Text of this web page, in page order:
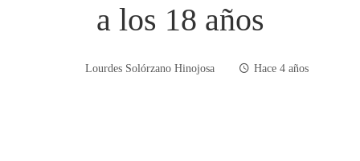
a los 18 años
Lourdes Solórzano Hinojosa Hace 4 años